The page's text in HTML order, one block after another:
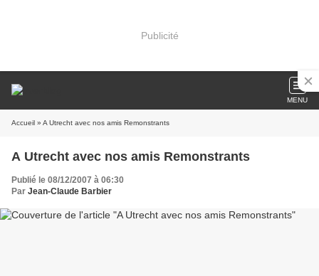
Publicité
MENU
Accueil » A Utrecht avec nos amis Remonstrants
A Utrecht avec nos amis Remonstrants
Publié le 08/12/2007 à 06:30
Par Jean-Claude Barbier